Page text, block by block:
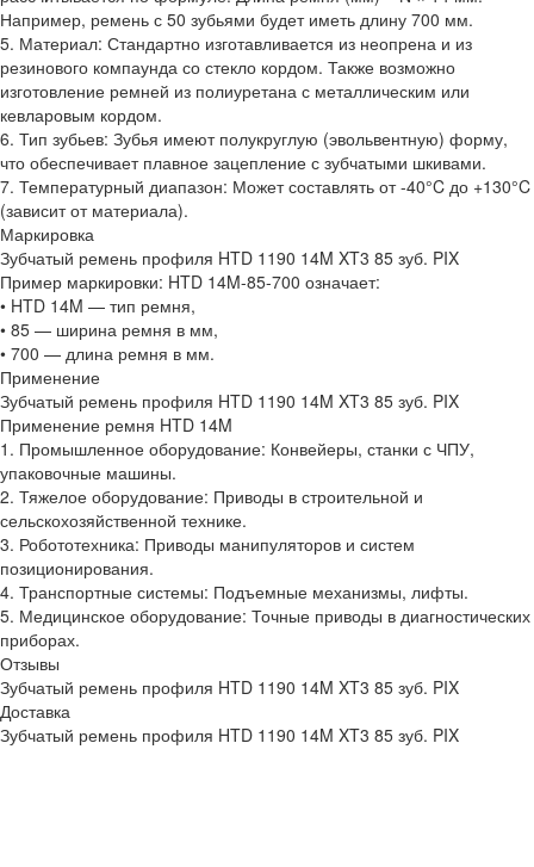
Например, ремень с 50 зубьями будет иметь длину 700 мм.
5. Материал: Стандартно изготавливается из неопрена и из
резинового компаунда со стекло кордом. Также возможно
изготовление ремней из полиуретана с металлическим или
кевларовым кордом.
6. Тип зубьев: Зубья имеют полукруглую (эвольвентную) форму,
что обеспечивает плавное зацепление с зубчатыми шкивами.
7. Температурный диапазон: Может составлять от -40°C до +130°C
(зависит от материала).
Маркировка
Зубчатый ремень профиля HTD 1190 14M XT3 85 зуб. PIX
Пример маркировки: HTD 14M-85-700 означает:
• HTD 14M — тип ремня,
• 85 — ширина ремня в мм,
• 700 — длина ремня в мм.
Применение
Зубчатый ремень профиля HTD 1190 14M XT3 85 зуб. PIX
Применение ремня HTD 14M
1. Промышленное оборудование: Конвейеры, станки с ЧПУ,
упаковочные машины.
2. Тяжелое оборудование: Приводы в строительной и
сельскохозяйственной технике.
3. Робототехника: Приводы манипуляторов и систем
позиционирования.
4. Транспортные системы: Подъемные механизмы, лифты.
5. Медицинское оборудование: Точные приводы в диагностических
приборах.
Отзывы
Зубчатый ремень профиля HTD 1190 14M XT3 85 зуб. PIX
Доставка
Зубчатый ремень профиля HTD 1190 14M XT3 85 зуб. PIX